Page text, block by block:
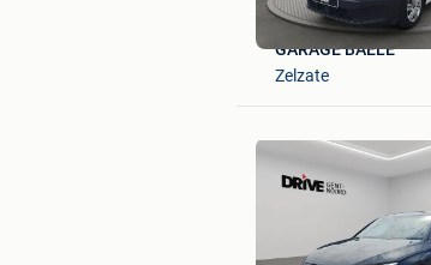
GARAGE BAELE
Zelzate